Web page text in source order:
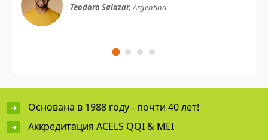
Teodoro Salazar,Argentina
Основана в 1988 году - почти 40 лет!
Аккредитация ACELS QQI & MEI